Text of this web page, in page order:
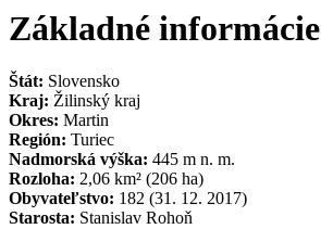
Základné informácie
Štát: Slovensko
Kraj: Žilinský kraj
Okres: Martin
Región: Turiec
Nadmorská výška: 445 m n. m.
Rozloha: 2,06 km² (206 ha)
Obyvateľstvo: 182 (31. 12. 2017)
Starosta: Stanislav Rohoň